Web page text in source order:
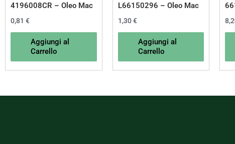
4196008CR – Oleo Mac
0,81 €
Aggiungi al
Carrello
L66150296 – Oleo Mac
1,30€
Aggiungi al
Carrello